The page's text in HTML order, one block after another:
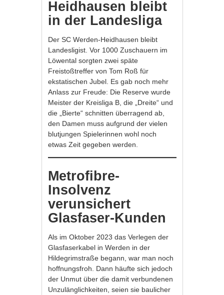
Heidhausen bleibt
in der Landesliga
Der SC Werden-Heidhausen bleibt
Landesligist. Vor 1000 Zuschauern im
Löwental sorgten zwei späte
Freistoßtreffer von Tom Roß für
ekstatischen Jubel. Es gab noch mehr
Anlass zur Freude: Die Reserve wurde
Meister der Kreisliga B, die „Dreite“ und
die „Bierte“ schnitten überragend ab,
den Damen muss aufgrund der vielen
blutjungen Spielerinnen wohl noch
etwas Zeit gegeben werden.
Metrofibre-
Insolvenz
verunsichert
Glasfaser-Kunden
Als im Oktober 2023 das Verlegen der
Glasfaserkabel in Werden in der
Hildegrimstraße begann, war man noch
hoffnungsfroh. Dann häufte sich jedoch
der Unmut über die damit verbundenen
Unzulänglichkeiten, seien sie baulicher